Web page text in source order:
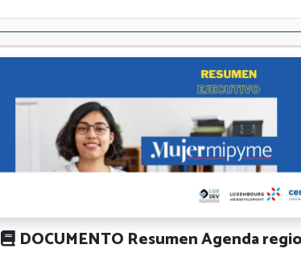
DOCUMENTO Resumen Agenda